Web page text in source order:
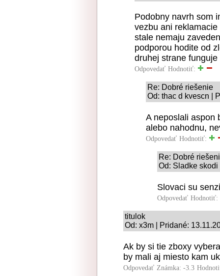
Podobny navrh som
vezbu ani
stale nemaju
podporou hodite od
druhej strane
Odpovedať Hodnotiť:
Re: Dobré riešenie
Od: thac d kvescn |
A neposlali aspon
alebo nahodnu,
Odpovedať Hodnotiť:
Re: Dobré
Od: Sladke
Slovaci su
Odpovedať Hodnotiť:
titulok
Od: x3m | Pridané:
Ak by si tie zboxy
by mali aj miesto kam
Odpovedať Známka: -3.3